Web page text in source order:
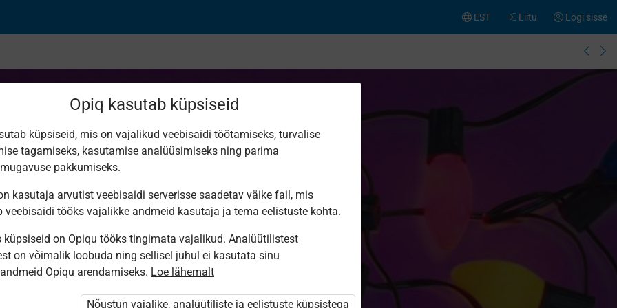
Logi sisse
Liitu
EST
соединение
Opiq kasutab küpsiseid
küpsiseid, mis on vajalikud veebisaidi töötamiseks, turvalise
tagamiseks, kasutamise analüüsimiseks ning parima
pakkumiseks.
kasutaja arvutist veebisaidi serverisse saadetav väike fail, mis
veebisaidi tööks vajalikke andmeid kasutaja ja tema eelistuste kohta.
küpsiseid on Opiqu tööks tingimata vajalikud. Analüütilistest
on võimalik loobuda ning sellisel juhul ei kasutata sinu
Opiqu arendamiseks. Loe lähemalt
Nõustun vajalike, analüütiliste ja eelistuste küpsistega